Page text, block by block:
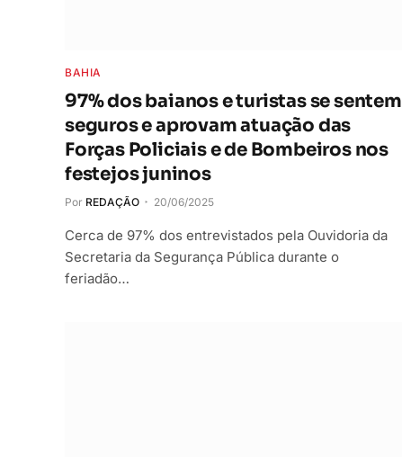
BAHIA
97% dos baianos e turistas se sentem
seguros e aprovam atuação das
Forças Policiais e de Bombeiros nos
festejos juninos
Por REDAÇÃO 20/06/2025
Cerca de 97% dos entrevistados pela Ouvidoria da
Secretaria da Segurança Pública durante o
feriadão…